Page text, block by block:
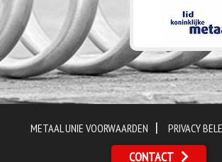
METAAL UNIE VOORWAARDEN | PRIVACY
CONTACT